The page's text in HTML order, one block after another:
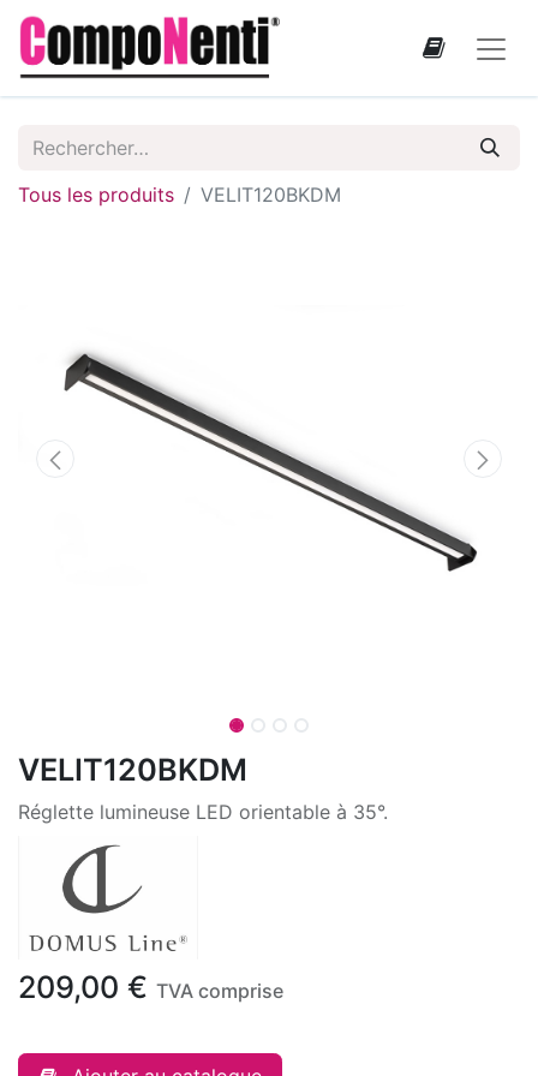
Tous les produits VELIT120BKDM
VELIT120BKDM
Réglette lumineuse LED orientable à 35°.
209,00 € TVA comprise